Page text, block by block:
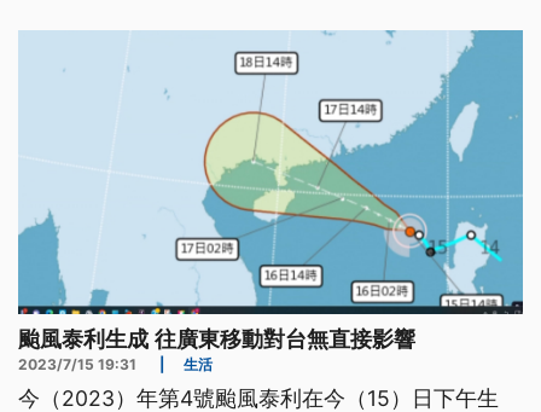
颱風泰利生成 往廣東移動對台無直接影響
2023/7/15 19:31 生活
今（2023）年第4號颱風泰利在今（15）日下午生